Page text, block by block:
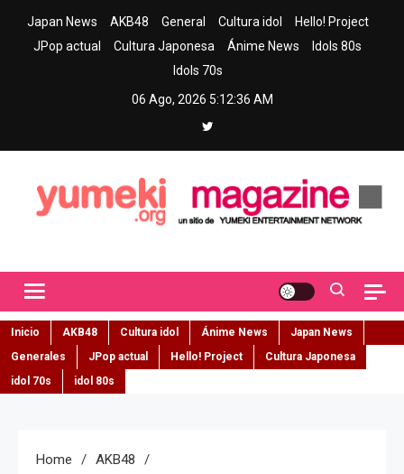
Japan News AKB48 General Cultura idol
Hello! Project
JPop actual
Cultura Japonesa Ánime News
Idols 80s
Idols 70s
06 Ago, 2026 5:12:37 AM
Inicio AKB48 Cultura idol Ánime News
Japan News
Generales
JPop actual Hello! Project
Cultura Japonesa
idol 70s
idol 80s
Home
AKB48